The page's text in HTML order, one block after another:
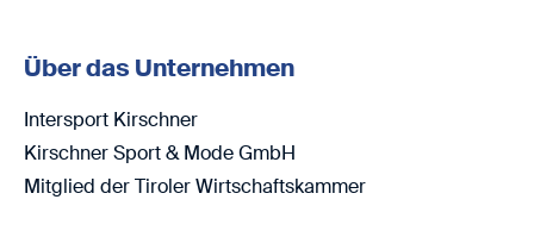
Über das Unternehmen
Intersport Kirschner
Kirschner Sport & Mode GmbH
Mitglied der Tiroler Wirtschaftskammer